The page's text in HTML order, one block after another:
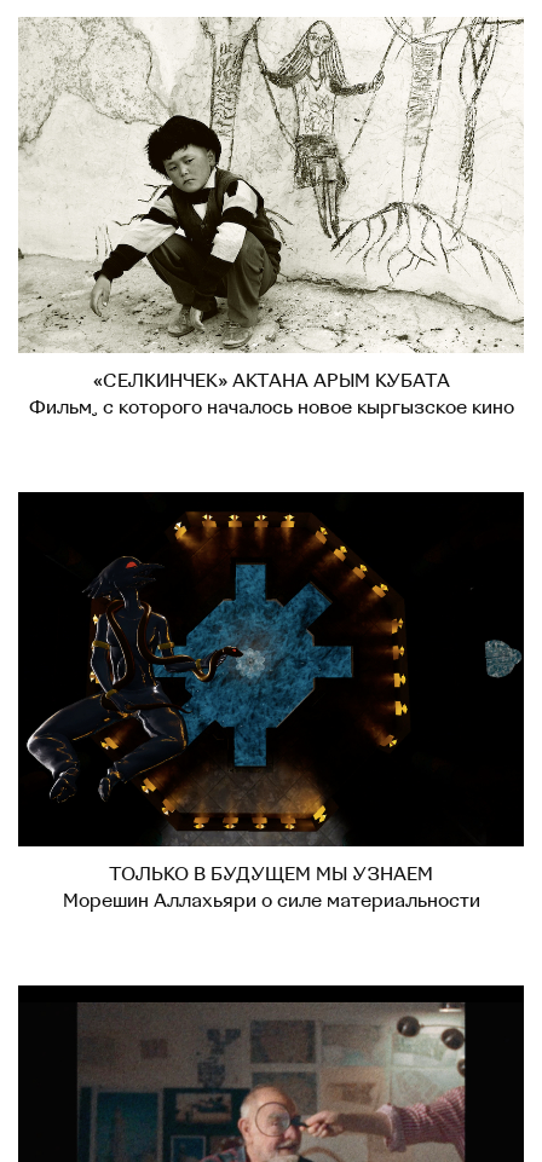
«СЕЛКИНЧЕК» АКТАНА АРЫМ КУБАТА
Фильм, с которого началось новое кыргызское кино
ТОЛЬКО В БУДУЩЕМ МЫ УЗНАЕМ
Морешин Аллахьяри о силе материальности